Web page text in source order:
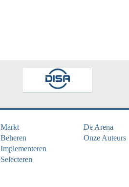
Markt
Beheren
Implementeren
Selecteren
De Arena
Onze Auteurs